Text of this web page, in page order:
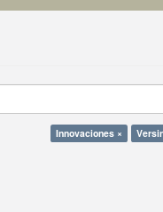
Innovaciones ×